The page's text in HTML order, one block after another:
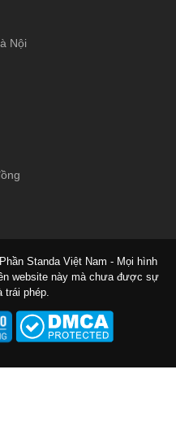
Nội
Standa Việt Nam - Mọi hình
website này mà chưa được sự
trái phép.